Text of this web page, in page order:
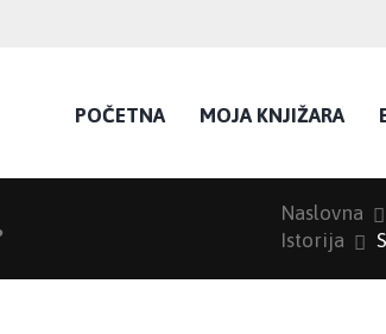
POČETNA MOJA KNJIŽARA
Naslovna
Istorija